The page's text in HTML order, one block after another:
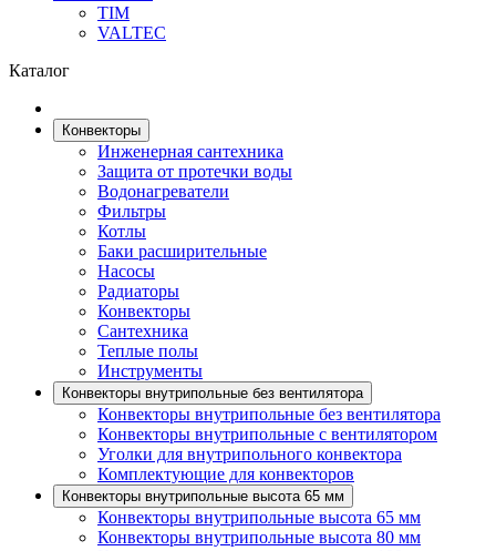
TIM
VALTEC
Каталог
Конвекторы
Инженерная сантехника
Защита от протечки воды
Водонагреватели
Фильтры
Котлы
Баки расширительные
Насосы
Радиаторы
Конвекторы
Сантехника
Теплые полы
Инструменты
Конвекторы внутрипольные без вентилятора
Конвекторы внутрипольные без вентилятора
Конвекторы внутрипольные с вентилятором
Уголки для внутрипольного конвектора
Комплектующие для конвекторов
Конвекторы внутрипольные высота 65 мм
Конвекторы внутрипольные высота 65 мм
Конвекторы внутрипольные высота 80 мм